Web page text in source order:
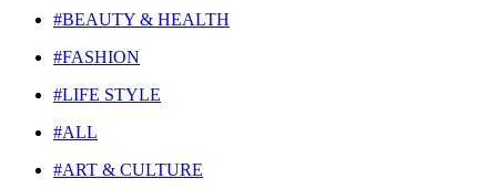
#BEAUTY & HEALTH
#FASHION
#LIFE STYLE
#ALL
#ART & CULTURE